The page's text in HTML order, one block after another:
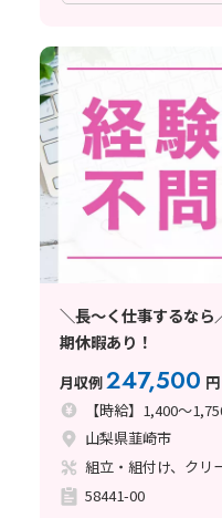
＼長～く仕事するな
期休暇あり！
月収例247,500 円
【時給】1,400～
山梨県韮崎市
組立・組付け、クリ
58441-00